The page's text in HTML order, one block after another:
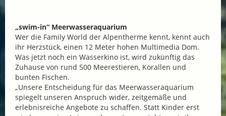
„swim-in“ Meerwasseraquarium
Wer die Family World der Alpentherme kennt, kennt auch
ihr Herzstück, einen 12 Meter hohen Multimedia Dom.
Was jetzt noch ein Wasserkino ist, wird zukünftig das
Zuhause von rund 500 Meerestieren, Korallen und
bunten Fischen.
„Unsere Entscheidung für das Meerwasseraquarium
spiegelt unseren Anspruch wider, zeitgemäße und
erlebnisreiche Angebote zu schaffen. Statt Kinder erst